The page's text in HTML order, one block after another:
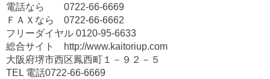
電話なら 0722-66-6669
ＦＡＸなら 0722-66-6662
フリーダイヤル 0120-95-6633
総合サイト http://www.kaitoriup.com
大阪府堺市西区鳳西町１－９２－５
TEL 電話0722-66-6669